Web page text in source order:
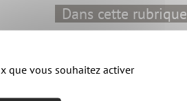
Dans cette rubrique
Je construis une maison
Je construis un garage
que vous souhaitez activer